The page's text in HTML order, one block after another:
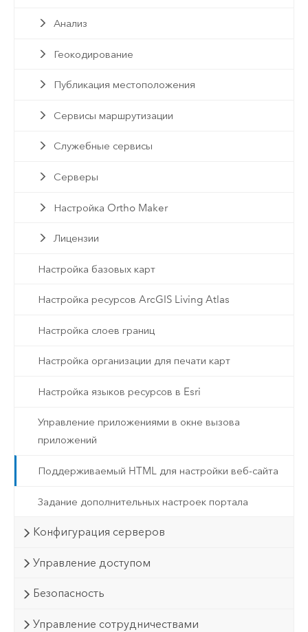
Анализ
Геокодирование
Публикация местоположения
Сервисы маршрутизации
Служебные сервисы
Серверы
Настройка Ortho Maker
Лицензии
Настройка базовых карт
Настройка ресурсов ArcGIS Living Atlas
Настройка слоев границ
Настройка организации для печати карт
Настройка языков ресурсов в Esri
Управление приложениями в окне вызова
приложений
Поддерживаемый HTML для настройки веб-сайта
Задание дополнительных настроек портала
Конфигурация серверов
Управление доступом
Безопасность
Управление сотрудничествами